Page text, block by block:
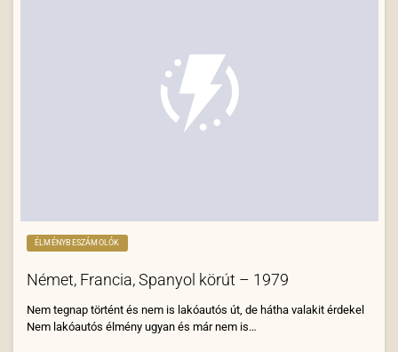
ÉLMÉNYBESZÁMOLÓK
Német, Francia, Spanyol körút – 1979
Nem tegnap történt és nem is lakóautós út, de hátha valakit érdekel
Nem lakóautós élmény ugyan és már nem is…